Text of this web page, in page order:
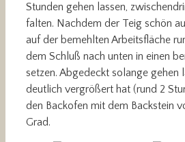
Stunden gehen lassen,
falten. Nachdem der Teig schön
auf der bemehlten Arbeitsfläche
dem Schluß nach unten in einen
setzen. Abgedeckt solange gehen
deutlich vergrößert hat (rund 2
den Backofen mit dem Backstein
Grad.